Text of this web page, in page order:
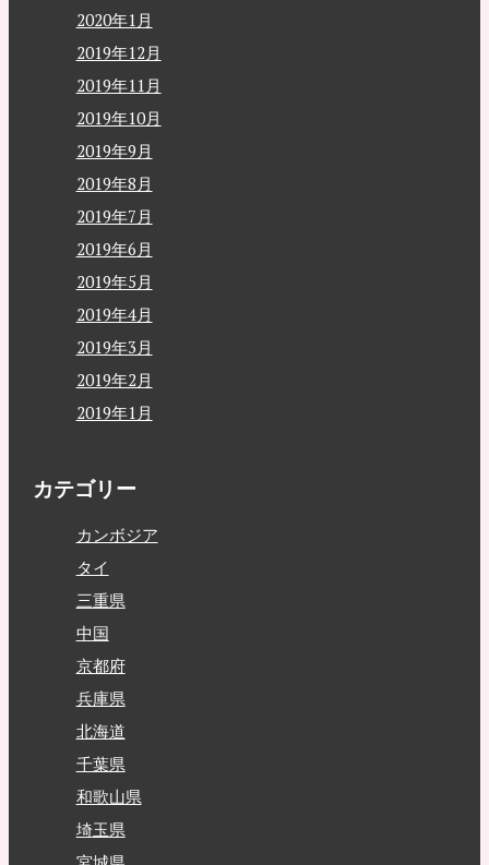
2020年1月
2019年12月
2019年11月
2019年10月
2019年9月
2019年8月
2019年7月
2019年6月
2019年5月
2019年4月
2019年3月
2019年2月
2019年1月
カテゴリー
カンボジア
タイ
三重県
中国
京都府
兵庫県
北海道
千葉県
和歌山県
埼玉県